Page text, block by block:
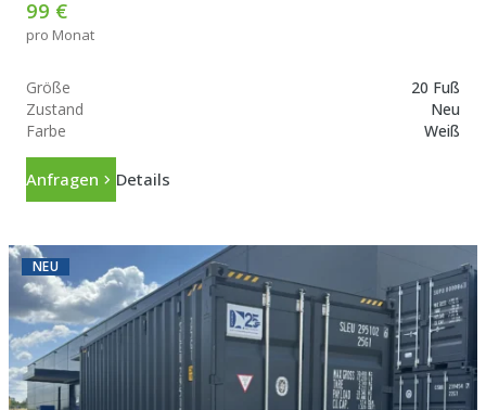
99 €
pro Monat
Größe
20 Fuß
Zustand
Neu
Farbe
Weiß
Anfragen Details
NEU